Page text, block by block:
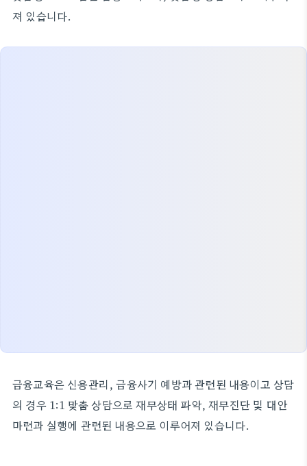
져 있습니다.
금융교육은 신용관리, 금융사기 예방과 관련된 내용이고 상담
의 경우 1:1 맞춤 상담으로 재무상태 파악, 재무진단 및 대안
마련과 실행에 관련된 내용으로 이루어져 있습니다.